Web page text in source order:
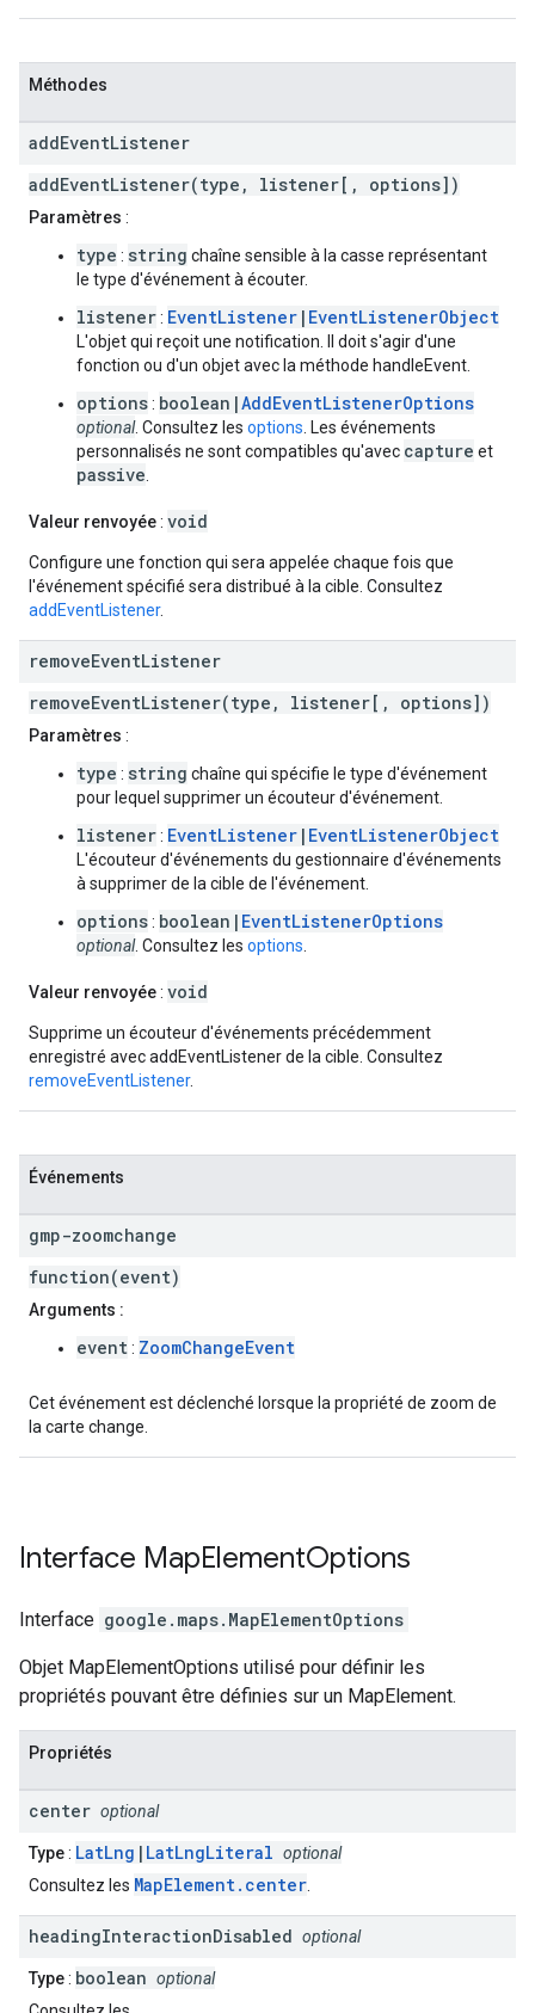
Méthodes
addEventListener
addEventListener(type, listener[, options])
Paramètres :
type : string chaîne sensible à la casse représentant
le type d'événement à écouter.
listener: EventListener | EventListenerObject
L'objet qui reçoit une notification. Il doit s'agir d'une
fonction ou d'un objet avec la méthode handleEvent.
options: boolean|AddEventListenerOptions
optional. Consultez les options . Les événements
personnalisés ne sont compatibles qu'avec capture et
passive
Valeur renvoyée: void
Configure une fonction qui sera appelée chaque fois que
l'événement spécifié sera distribué à la cible. Consultez
addEventListener.
removeEventListener
removeEventListener(type, listener[, options])
Paramètres :
type : string chaîne qui spécifie le type d'événement
pour lequel supprimer un écouteur d'événement.
listener: EventListener | EventListenerObject
L'écouteur d'événements du gestionnaire d'événements
à supprimer de la cible de l'événement.
options: boolean| EventListenerOptions
optional. Consultez les options
Valeur renvoyée: void
Supprime un écouteur d'événements précédemment
enregistré avec addEventListener de la cible. Consultez
removeEventListener.
Événements
gmp-zoomchange
function(event)
Arguments :
event: ZoomChangeEvent
Cet événement est déclenché lorsque la propriété de zoom de
la carte change.
Interface MapElementOptions
Interface google.maps. MapElementOptions
Objet MapElementOptions utilisé pour définir les
propriétés pouvant être définies sur un MapElement.
Propriétés
center optional
Type: LatLng | LatLngLiteral optional
Consultez les MapElement.center
headingInteractionDisabled optional
Type: boolean optional